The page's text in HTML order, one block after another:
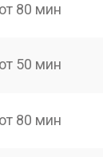
от 80 мин
от 50 мин
от 80 мин